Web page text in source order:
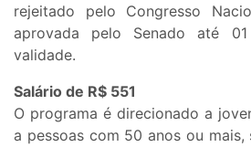
rejeitado pelo Congresso
aprovada pelo Senado até
validade.
Salário de R$ 551
O programa é direcionado a
a pessoas com 50 anos ou